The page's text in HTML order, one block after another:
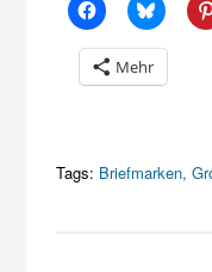
Mehr
Tags: Briefmarken,